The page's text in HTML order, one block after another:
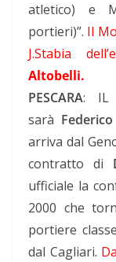
atletico) e
portieri)”. Il
J.Stabia
Altobelli.
PESCARA: IL
sarà
arriva dal
contratto di
ufficiale la
2000 che
portiere
dal Cagliari.